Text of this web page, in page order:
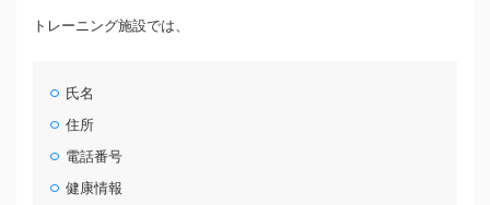
トレーニング施設では、
氏名
住所
電話番号
健康情報